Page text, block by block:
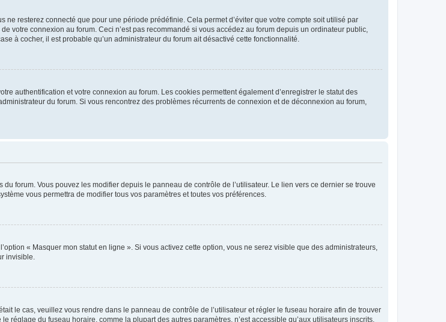
resterez connecté que pour une période prédéfinie. Cela permet d’éviter que votre compte soit utilisé par
votre connexion au forum. Ceci n’est pas recommandé si vous accédez au forum depuis un ordinateur public,
à cocher, il est probable qu’un administrateur du forum ait désactivé cette fonctionnalité.
authentification et votre connexion au forum. Les cookies permettent également d’enregistrer le statut des
du forum. Si vous rencontrez des problèmes récurrents de connexion et de déconnexion au forum,
forum. Vous pouvez les modifier depuis le panneau de contrôle de l’utilisateur. Le lien vers ce dernier se trouve
vous permettra de modifier tous vos paramètres et toutes vos préférences.
« Masquer mon statut en ligne ». Si vous activez cette option, vous ne serez visible que des administrateurs,
invisible.
le cas, veuillez vous rendre dans le panneau de contrôle de l’utilisateur et régler le fuseau horaire afin de trouver
réglage du fuseau horaire, comme la plupart des autres paramètres, n’est accessible qu’aux utilisateurs inscrits.